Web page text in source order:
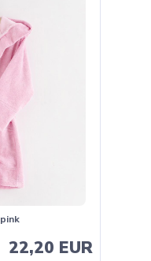
22,20 EUR